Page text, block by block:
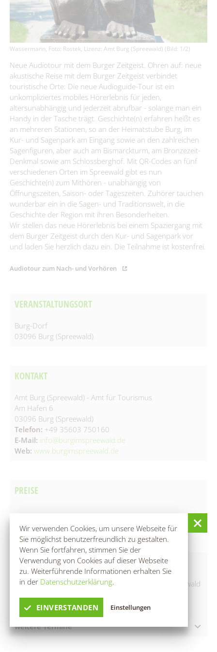
Immobilienausschreibungen
Interessenbekundungsverfahren
Grundsteuerreform
Publikationen
#WIRsindBurg #SMY Bórkowy
Glasfaserausbau
Briesen/Brjazyna
Burg (Spreewald)/Bórkowy (Błota)
Dissen-Striesow/Dešno-Strjažow
Guhrow/Góry
Werben/Wjerbno
Förderprojekte
Amt II – Finanzverwaltung
Amt III – Bauverwaltung
Amt IV – Ordnungsverwaltung
Amt V - Tourismus
Bauhof
Wirtschaftsförderung
Trink- & Abwasserzweckverband
Standesamt
Beauftragte
Kommunalpolitik/Sitzungen
Wahlen/Volksbegehren
Bürgerbüro
Standesamt
Kontakt & Sprechzeiten
Aufgaben des Standesamtes
Gewidmete Trauorte
Anmeldung zur Eheschließung
Trautermine
Friedhofsverwaltung
Bauen & Wohnen
Satzungen & Verordnungen
Kur- & Tourismusbeitrag
Steuern & Abgaben
Offenlagen
Geoportal
Schiedsstelle
Fundbüro
Fundtiere
Zahlen & Statistik
Formularservice
Aktuelles
Wirtschaftsförderung
Anmeldung einer Firma
Gewerbegebiete
Klimaschutz
Förderprogramme
Entwicklungskonzept IKEK
Gewerbe melden
Leben
Kita, Schulen & Hort
Gesundheitskita "Spreewald-Lutki" Burg (Spreewald)/Bórkowy
(Błota)
Kita & Hort "Małe myški" Fehrow/Prjawoz
Kita "Vier Jahreszeiten" Striesow/Strjažow
Kita & Hort "Pusteblume Werben/Wjerbno
Hort "Lipa" Burg (Spreewald)/Bórkowy (Błota)
Hort der Kita "Vier Jahreszeiten in Briesen/Brjazyna
Grundschule "Mato Kosyk" Briesen/Brjazyna
Grund- und Oberschule Mina Witkojc" Burg (Spreewald)/Bórkowy
(Błota)
Freizeiteinrichtungen
Jugendzentrum "Phönix" Burg (Spreewald)/Bórkowy (Błota)
SOS-Kinderdorf Lausitz, Familien und Beratungszentrum Burg
(Spreewald) / Bórkowy (Błota)
Bismarckturm
Dorfgemeinschaftshäuser
Büchertauschbörsen
Älter werden
Feuerwehr
Museum und Heimatstube
Heimatstube Burg (Spreewald) / Bórkowy (Błota)
Heimatmuseum Dissen / Dešno
Slawischer Siedlunsgausschnitt "Stary lud" in Dissen / Dešno
Vereine
Veranstaltungen
Spreewaldbibliothek
Kirchen
Spielplätze
Spenden & Sponsoring
Wir verwenden Cookies, um unsere Webseite für
Sie möglichst benutzerfreundlich zu gestalten.
Wenn Sie fortfahren, stimmen Sie der
Verwendung von Cookies auf dieser Webseite
zu. Weiterführende Informationen erhalten Sie
in der Datenschutzerklärung.
EINVERSTANDEN Einstellungen
Wassermann, Foto: Rostek, Lizenz: Amt Burg (Spreewald) (Bild: 1/2)
Neue Audiotour mit dem Burger Zeitgeist. Ohren auf: neue
akustische Reise mit dem Burger Zeitgeist verbindet
touristische Orte: Die neue Audioguide-Tour ist ein
unkompliziertes mobiles Hörerlebnis für jeden,
altersunabhängig und jederzeit abrufbar - solange man ein
Handy in der Tasche trägt. Geschichte(n) erfahren heißt es
an mehreren Stationen, so an der Heimatstube Burg, im
Kur- und Sagenpark am Eingang sowie an den zahlreichen
Sagenfiguren, aber auch am Bismarckturm, am Bronzezeit-
Denkmal sowie am Schlossberghof. Mit QR-Codes an fünf
verschiedenen Orten im Spreewald gibt es nun
Geschichte(n) zum Mithören - unabhängig von
Öffnungszeiten, Saison- oder Tageszeiten. Zuhörer tauchen
wunderbar ein in die Sagen- und Traditionswelt, in die
Geschichte der Region mit ihren Besonderheiten.
Wir stellen das neue Hörerlebnis bei einem Spaziergang mit
dem Burger Zeitgeist durch den Kur- und Sagenpark vor
und laden Sie herzlich dazu ein. Die Teilnahme ist kostenfrei.
Audiotour zum Nach- und Vorhören
VERANSTALTUNGSORT
Burg-Dorf
03096 Burg (Spreewald)
KONTAKT
Amt Burg (Spreewald) - Amt für Tourismus
Am Hafen 6
03096 Burg (Spreewald)
Telefon: +49 35603 750160
E-Mail: info@burgimspreewald.de
Web: www.burgimspreewald.de
PREISE
INFOS
Mit QR-Codes an fünf verschiedenen Orten im Spreewald
Öffnungszeiten, Saison- oder Tageszeiten
weitere Termine